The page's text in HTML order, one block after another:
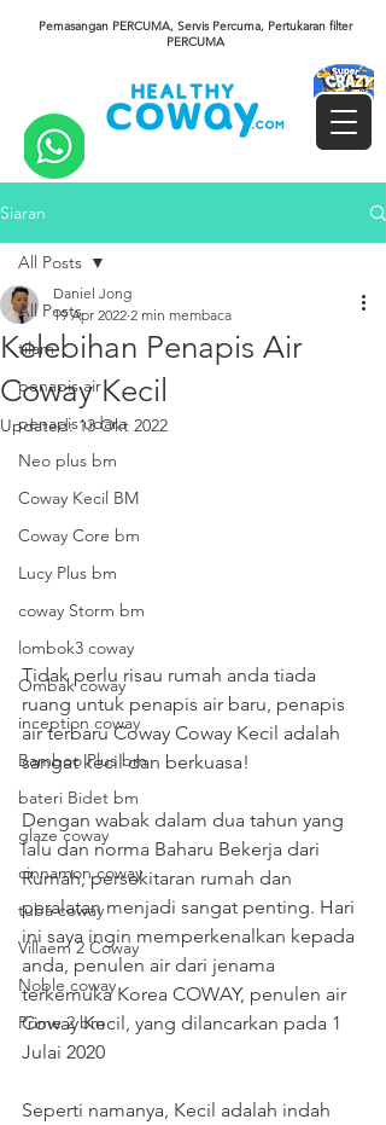
Pemasangan PERCUMA, Servis Percuma, Pertukaran filter
PERCUMA
Siaran
All Posts
tilam
penapis air
penapis udara
Neo plus bm
Coway Kecil BM
Coway Core bm
Lucy Plus bm
coway Storm bm
lombok3 coway
Ombak coway
inception coway
Bamboo Plus bm
bateri Bidet bm
glaze coway
cinnamon coway
tuba coway
Villaem 2 Coway
Noble coway
Prime 2 bm
All Posts
Kelebihan Penapis Air
Coway Kecil
Daniel Jong
19 Apr 2022 2 min membaca
Updated:13 Okt 2022
Tidak perlu risau rumah anda tiada
ruang untuk penapis air baru, penapis
air terbaru Coway Coway Kecil adalah
sangat kecil dan berkuasa!
Dengan wabak dalam dua tahun yang
lalu dan norma Baharu Bekerja dari
Rumah, persekitaran rumah dan
peralatan menjadi sangat penting. Hari
ini saya ingin memperkenalkan kepada
anda, penulen air dari jenama
terkemuka Korea COWAY, penulen air
Coway Kecil, yang dilancarkan pada 1
Julai 2020
Seperti namanya, Kecil adalah indah